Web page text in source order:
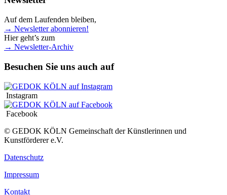
Auf dem Laufenden bleiben,
→ Newsletter abonnieren!
Hier geht’s zum
→ Newsletter-Archiv
Besuchen Sie uns auch auf
Instagram
Facebook
© GEDOK KÖLN Gemeinschaft der Künstlerinnen und
Kunstförderer e.V.
Datenschutz
Impressum
Kontakt